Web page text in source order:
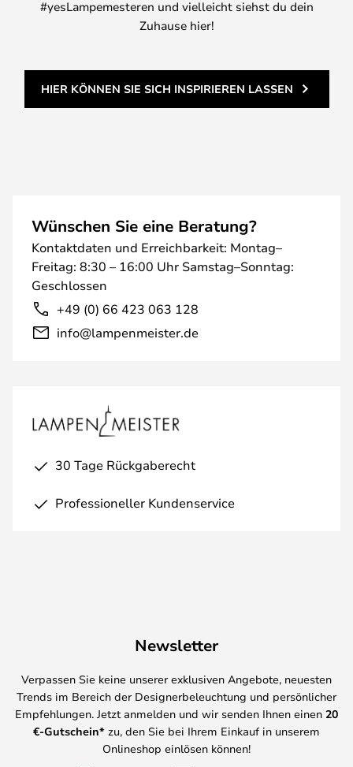
#yesLampemesteren und vielleicht siehst du dein
Zuhause hier!
HIER KÖNNEN SIE SICH INSPIRIEREN LASSEN
Wünschen Sie eine Beratung?
Kontaktdaten und Erreichbarkeit: Montag–
Freitag: 8:30 – 16:00 Uhr Samstag–Sonntag:
Geschlossen
+49 (0) 66 423 063 128
info@lampenmeister.de
30 Tage Rückgaberecht
Professioneller Kundenservice
Newsletter
Verpassen Sie keine unserer exklusiven Angebote, neuesten
Trends im Bereich der Designerbeleuchtung und persönlicher
Empfehlungen. Jetzt anmelden und wir senden Ihnen einen 20
€-Gutschein* zu, den Sie bei Ihrem Einkauf in unserem
Onlineshop einlösen können!